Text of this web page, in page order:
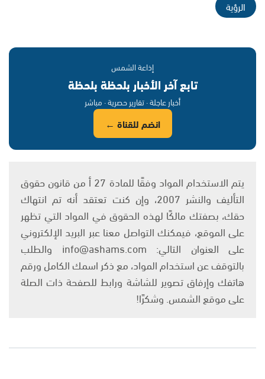
الرؤية
إذاعة الشمس
تابع آخر الأخبار بلحظة بلحظة
أخبار عاجلة · تقارير حصرية · مباشر
انضم للقناة ←
يتم الاستخدام المواد وفقًا للمادة 27 أ من قانون حقوق
التأليف والنشر 2007، وإن كنت تعتقد أنه تم انتهاك
حقك، بصفتك مالكًا لهذه الحقوق في المواد التي تظهر
على الموقع، فيمكنك التواصل معنا عبر البريد الإلكتروني
على العنوان التالي: info@ashams.com والطلب
بالتوقف عن استخدام المواد، مع ذكر اسمك الكامل ورقم
هاتفك وإرفاق تصوير للشاشة ورابط للصفحة ذات الصلة
على موقع الشمس. وشكرًا!